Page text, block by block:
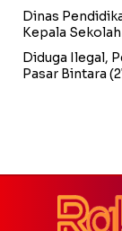
Dinas
Kepala
Diduga Ilegal,
Pasar Bintara